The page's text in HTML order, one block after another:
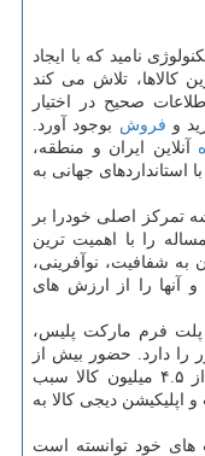
نامید که با ایجاد
کالاها، تلاش می کند
صحیح در اختیار
و فروش بوجود آورد.
آنلاین ایران و منطقه،
استانداردهای جهانی به
تمرکز اصلی خودرا بر
را با اهمیت ترین
شفافیت، نوآفرینی،
آنها را از ارزش های
پلت فرم مارکت پلیس،
را دارد. حضور بیش از
۱۵۰ هزار کسب وکار ایرانی و تنوع بیش از ۴.۵ میلیون کالا سبب
اپلیکیشن دیجی کالا به
خود توانسته است